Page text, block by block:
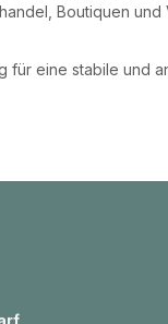
Boutiquen und
für eine stabile und